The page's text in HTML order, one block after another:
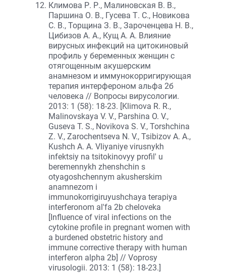
Климова Р. Р., Малиновская В. В.,
Паршина О. В., Гусева Т. С., Новикова
С. В., Торщина З. В., Зароченцева Н. В.,
Цибизов А. А., Кущ А. А. Влияние
вирусных инфекций на цитокиновый
профиль у беременных женщин с
отягощенным акушерским
анамнезом и иммунокорригирующая
терапия интерфероном альфа 2б
человека // Вопросы вирусологии.
2013: 1 (58): 18-23. [Klimova R. R.,
Malinovskaya V. V., Parshina O. V.,
Guseva T. S., Novikova S. V., Torshchina
Z. V., Zarochentseva N. V., Tsibizov A. A.,
Kushch A. A. Vliyaniye virusnykh
infektsiy na tsitokinovyy profil' u
beremennykh zhenshchin s
otyagoshchennym akusherskim
anamnezom i
immunokorrigiruyushchaya terapiya
interferonom al'fa 2b cheloveka
[Influence of viral infections on the
cytokine profile in pregnant women with
a burdened obstetric history and
immune corrective therapy with human
interferon alpha 2b] // Voprosy
virusologii. 2013: 1 (58): 18-23.]